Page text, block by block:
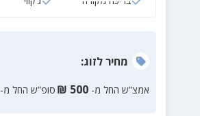
מחירלזוג:
אמצ”ש החל מ- 500
₪ סופ”ש החל מ-